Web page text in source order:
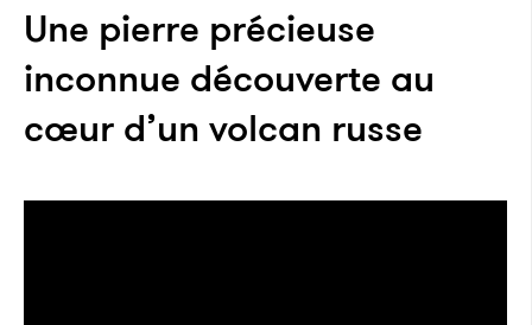
Une pierre précieuse
inconnue découverte au
cœur d’un volcan russe